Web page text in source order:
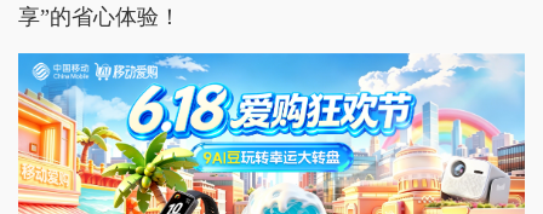
享”的省心体验！